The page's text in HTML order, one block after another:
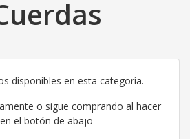
disponibles en esta categoría.
o sigue comprando al hacer
el botón de abajo